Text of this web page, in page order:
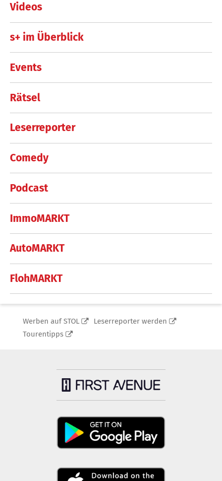
Videos
s+ im Überblick
Events
Rätsel
Leserreporter
Comedy
Podcast
ImmoMARKT
AutoMARKT
FlohMARKT
Werben auf STOL
Leserreporter werden
Tourentipps